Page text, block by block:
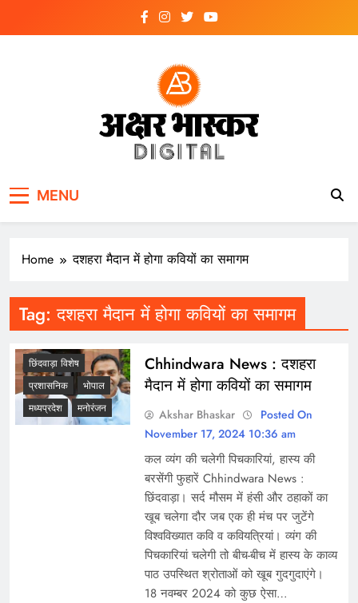
MENU
Home दशहरा मैदान में होगा कवियों का समागम
Tag:दशहरा मैदान में होगा कवियों का समागम
छिंदवाड़ा विशेष
प्रशासनिक
भोपाल
मध्यप्रदेश
मनोरंजन
Chhindwara News : दशहरा
मैदान में होगा कवियों का समागम
Akshar Bhaskar
Posted On
November 17, 2024 10:36 am
कल व्यंग की चलेगी पिचकारियां, हास्य की
बरसेंगी फुहारें Chhindwara News :
छिंदवाड़ा। सर्द मौसम में हंसी और ठहाकों का
खूब चलेगा दौर जब एक ही मंच पर जुटेंगे
विश्वविख्यात कवि व कवियत्रियां। व्यंग की
पिचकारियां चलेगी तो बीच-बीच में हास्य के काव्य
पाठ उपस्थित श्रोताओं को खूब गुदगुदाएंगे।
18 नवम्बर 2024 को कुछ ऐसा…